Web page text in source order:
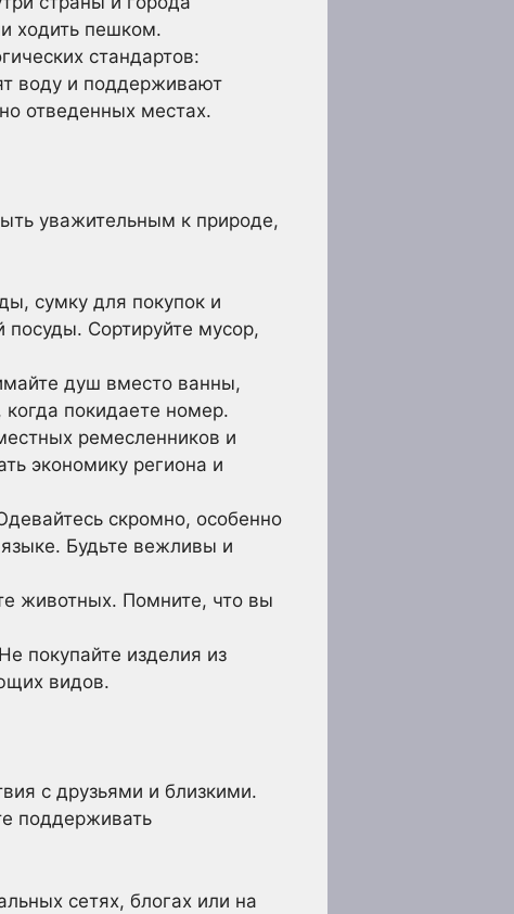
ходить пешком.
стандартов:
воду и поддерживают
отведенных местах.
уважительным к природе,
сумку для покупок и
посуды. Сортируйте мусор,
душ вместо ванны,
покидаете номер.
ремесленников и
экономику региона и
скромно, особенно
Будьте вежливы и
животных. Помните, что вы
Не покупайте изделия из
видов.
с друзьями и близкими.
поддерживать
сетях, блогах или на